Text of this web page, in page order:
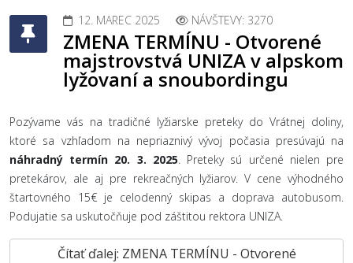
12. MAREC 2025 NÁVŠTEVY: 3270
ZMENA TERMÍNU - Otvorené
majstrovstvá UNIZA v alpskom
lyžovaní a snoubordingu
Pozývame vás na tradičné lyžiarske preteky do Vrátnej doliny,
ktoré sa vzhľadom na nepriaznivý vývoj počasia presúvajú na
náhradný termín 20. 3. 2025. Preteky sú určené nielen pre
pretekárov, ale aj pre rekreačných lyžiarov. V cene výhodného
štartovného 15€ je celodenný skipas a doprava autobusom.
Podujatie sa uskutočňuje pod záštitou rektora UNIZA.
Čítať ďalej: ZMENA TERMÍNU - Otvorené